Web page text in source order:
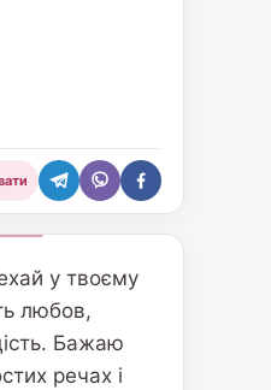
у твоєму
любов,
Бажаю
речах і